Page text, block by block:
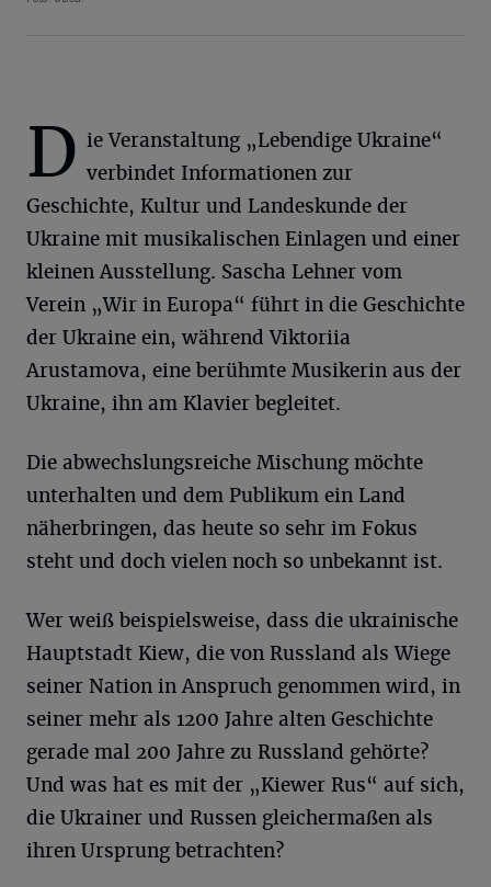
D ie Veranstaltung „Lebendige Ukraine“
verbindet Informationen zur
Geschichte, Kultur und Landeskunde der
Ukraine mit musikalischen Einlagen und einer
kleinen Ausstellung. Sascha Lehner vom
Verein „Wir in Europa“ führt in die Geschichte
der Ukraine ein, während Viktoriia
Arustamova, eine berühmte Musikerin aus der
Ukraine, ihn am Klavier begleitet.
Die abwechslungsreiche Mischung möchte
unterhalten und dem Publikum ein Land
näherbringen, das heute so sehr im Fokus
steht und doch vielen noch so unbekannt ist.
Wer weiß beispielsweise, dass die ukrainische
Hauptstadt Kiew, die von Russland als Wiege
seiner Nation in Anspruch genommen wird, in
seiner mehr als 1200 Jahre alten Geschichte
gerade mal 200 Jahre zu Russland gehörte?
Und was hat es mit der „Kiewer Rus“ auf sich,
die Ukrainer und Russen gleichermaßen als
ihren Ursprung betrachten?